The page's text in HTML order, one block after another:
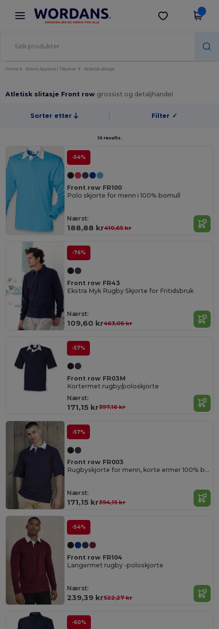
× Wordans-app
Bedre priser i appen!
Last ned app
Home Blank Apparel | Tilbehør Atletisk slitasje
Atletisk slitasje Front row grossist og detaljhandel
Sorter etter Filter ✓
10 results.
-54%
Front row FR100
Polo skjorte for menn i 100% bomull
Nærst:
188,88 kr410,65 kr
-76%
Front row FR43
Ekstra Myk Rugby Skjorte for Fritidsbruk
Nærst:
109,60 kr463,06 kr
-57%
Front row FR03M
Kortermet rugby/poloskjorte
Nærst:
171,15 kr397,16 kr
-57%
Front row FR003
Rugbyskjorte for menn, korte ermer 100% bomull
Nærst:
171,15 kr394,15 kr
-54%
Front row FR104
Langermet rugby -poloskjorte
Nærst:
239,39 kr522,27 kr
-60%